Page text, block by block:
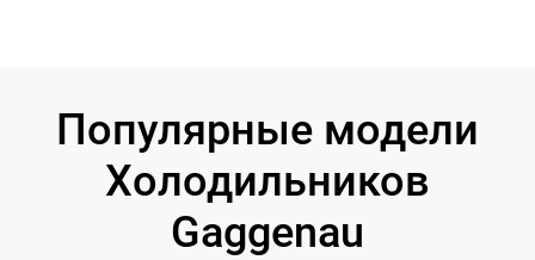
Популярные модели
Холодильников
Gaggenau